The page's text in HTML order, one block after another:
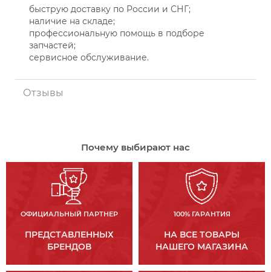
быструю доставку по России и СНГ;
наличие на складе;
профессиональную помощь в подборе
запчастей;
сервисное обслуживание.
Отзывы
Почему выбирают нас
ОФИЦИАЛЬНЫЙ ПАРТНЕР
ПРЕДСТАВЛЕННЫХ
БРЕНДОВ
100% ГАРАНТИЯ
НА ВСЕ ТОВАРЫ
НАШЕГО МАГАЗИНА